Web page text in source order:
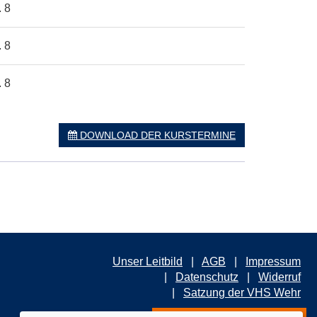
8
8
8
DOWNLOAD DER KURSTERMINE
Unser Leitbild AGB
Impressum
Datenschutz
Widerruf
Satzung der VHS Wehr